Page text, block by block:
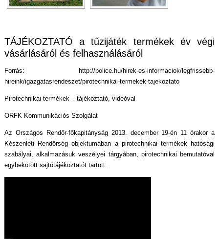
TÁJÉKOZTATÓ a tűzijáték termékek év végi
vásárlásáról és felhasználásáról
Forrás:
http://police.hu/hirek-es-informaciok/legfrissebb-
hireink/igazgatasrendeszet/pirotechnikai-termekek-tajekoztato
Pirotechnikai termékek – tájékoztató, videóval
ORFK Kommunikációs Szolgálat
Az Országos Rendőr-főkapitányság 2013. december 19-én 11 órakor a
Készenléti Rendőrség objektumában a pirotechnikai termékek hatósági
szabályai, alkalmazásuk veszélyei tárgyában, pirotechnikai bemutatóval
egybekötött sajtótájékoztatót tartott.